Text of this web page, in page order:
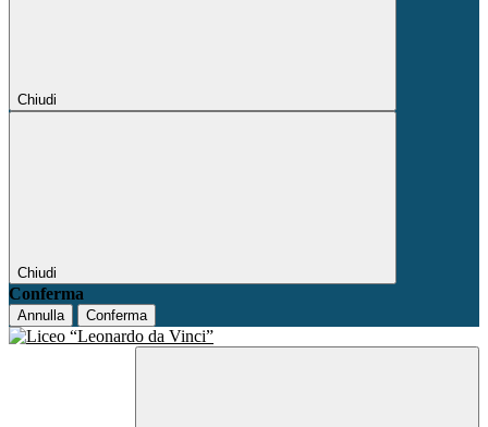
Chiudi
Chiudi
Conferma
Annulla Conferma